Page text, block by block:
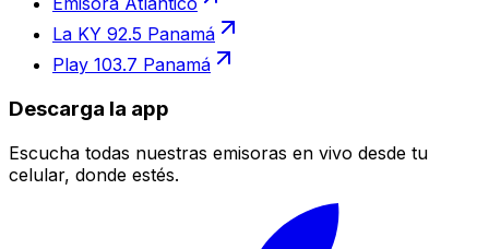
La KY 92.5 Panamá
Play 103.7 Panamá
Descarga la app
Escucha todas nuestras emisoras en vivo desde tu
celular, donde estés.